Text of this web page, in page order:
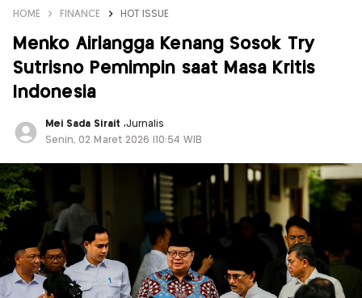
HOME FINANCE HOT ISSUE
Menko Airlangga Kenang Sosok Try
Sutrisno Pemimpin saat Masa Kritis
Indonesia
Mei Sada Sirait ,Jurnalis
Senin, 02 Maret 2026 |10:54 WIB